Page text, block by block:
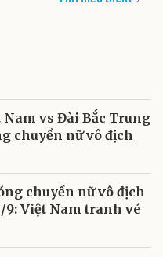
Nam vs Đài Bắc Trung
chuyền nữ vô địch
chuyền nữ vô địch
9: Việt Nam tranh vé